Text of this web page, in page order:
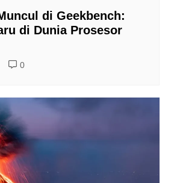
di Geekbench:
di Dunia Prosesor
0